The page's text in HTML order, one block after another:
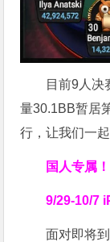
目前9人决
量30.1BB暂居
行，让我们一
国人专属！
9/29-10/7
面对即将